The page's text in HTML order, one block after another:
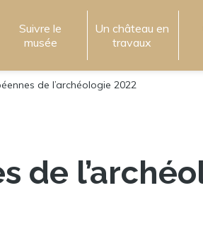
Suivre le
musée
Un château en
travaux
de l’archéologie 2022
de